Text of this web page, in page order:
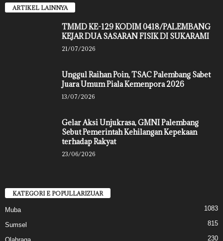
ARTIKEL LAINNYA
TMMD KE-129 KODIM 0418/PALEMBANG
KEJAR DUA SASARAN FISIK DI SUKARAMI
21/07/2026
Unggul Raihan Poin, TSAC Palembang Sabet
Juara Umum Piala Kemenpora 2026
13/07/2026
Gelar Aksi Unjukrasa, GMNI Palembang
Sebut Pemerintah Kehilangan Kepekaan
terhadap Rakyat
23/06/2026
KATEGORI E POPULLARIZUAR
Muba 1083
Sumsel 815
230